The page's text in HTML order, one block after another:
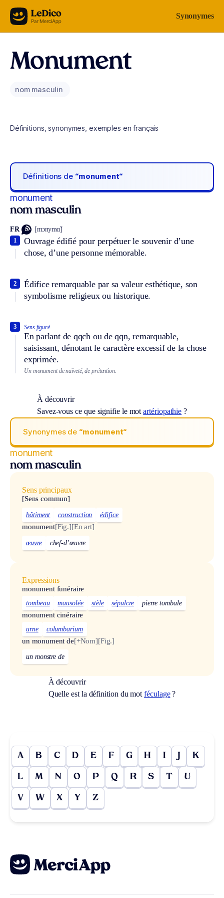
Aller au contenu Synonymes
Monument
nom masculin
Définitions, synonymes, exemples en français
Définitions de “monument“
monument
nom masculin
FR [mɔnymɑ̃]
Ouvrage édifié pour perpétuer le souvenir d’une
chose, d’une personne mémorable.
1
Édifice remarquable par sa valeur esthétique, son
symbolisme religieux ou historique.
2
Sens figuré.
En parlant de qqch ou de qqn, remarquable,
saisissant, dénotant le caractère excessif de la chose
exprimée.
3
Un monument de naïveté, de prétention.
À découvrir
Savez-vous ce que signifie le motartériopathie ?
Synonymes de “monument“
monument
nom masculin
Sens principaux
[Sens commun]
bâtiment construction édifice
monument[Fig.][En art]
œuvre chef-d’œuvre
Expressions
monument funéraire
tombeau mausolée stèle sépulcre pierre tombale
monument cinéraire
urne columbarium
un monument de[+Nom][Fig.]
un monstre de
À découvrir
Quelle est la définition du motféculage?
A B C D E F G H I J K
L M N O P Q R S T U
V W X Y Z